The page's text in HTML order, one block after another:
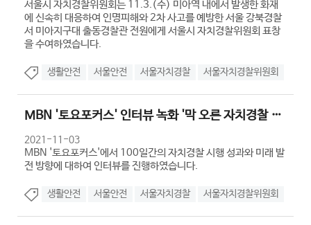
서울시 자치경찰위원회는 11.3.(수) 미아역 내에서 발생한 화재
에 신속히 대응하여 인명피해와 2차 사고를 예방한 서울 강북경찰
서 미아지구대 출동경찰관 전원에게 서울시 자치경찰위원회 표창
을 수여하였습니다.
생활안전 서울안전 서울자치경찰 서울자치경찰위원회
MBN '토요포커스' 인터뷰 녹화 '막 오른 자치경찰 시대, 성과와 과제...
2021-11-03
MBN '토요포커스'에서 100일간의 자치경찰 시행 성과와 미래 발
전 방향에 대하여 인터뷰를 진행하였습니다.
생활안전 서울안전 서울자치경찰 서울자치경찰위원회